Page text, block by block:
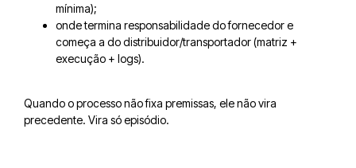
mínima);
onde termina responsabilidade do fornecedor e
começa a do distribuidor/transportador (matriz +
execução + logs).
Quando o processo não fixa premissas, ele não vira
precedente. Vira só episódio.